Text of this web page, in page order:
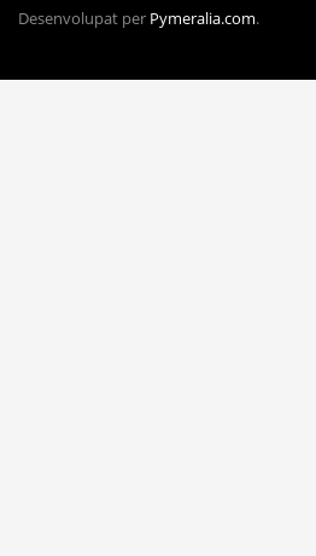
Desenvolupat per Pymeralia.com.